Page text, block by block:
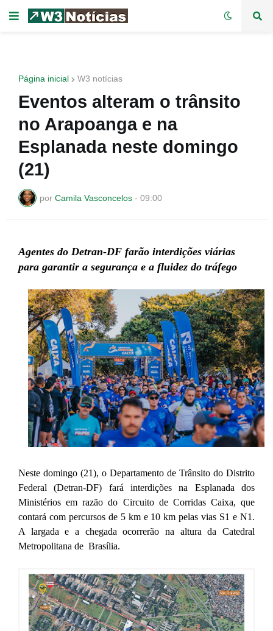
Página inicial W3 notícias
Eventos alteram o trânsito
no Arapoanga e na
Esplanada neste domingo
(21)
por Camila Vasconcelos - 09:00
Agentes do Detran-DF farão interdições viárias
para garantir a segurança e a fluidez do tráfego
Neste domingo (21), o Departamento de Trânsito do Distrito
Federal (Detran-DF) fará interdições na Esplanada dos
Ministérios em razão do Circuito de Corridas Caixa, que
contará com percursos de 5 km e 10 km pelas vias S1 e N1.
A largada e a chegada ocorrerão na altura da Catedral
Metropolitana de Brasília.